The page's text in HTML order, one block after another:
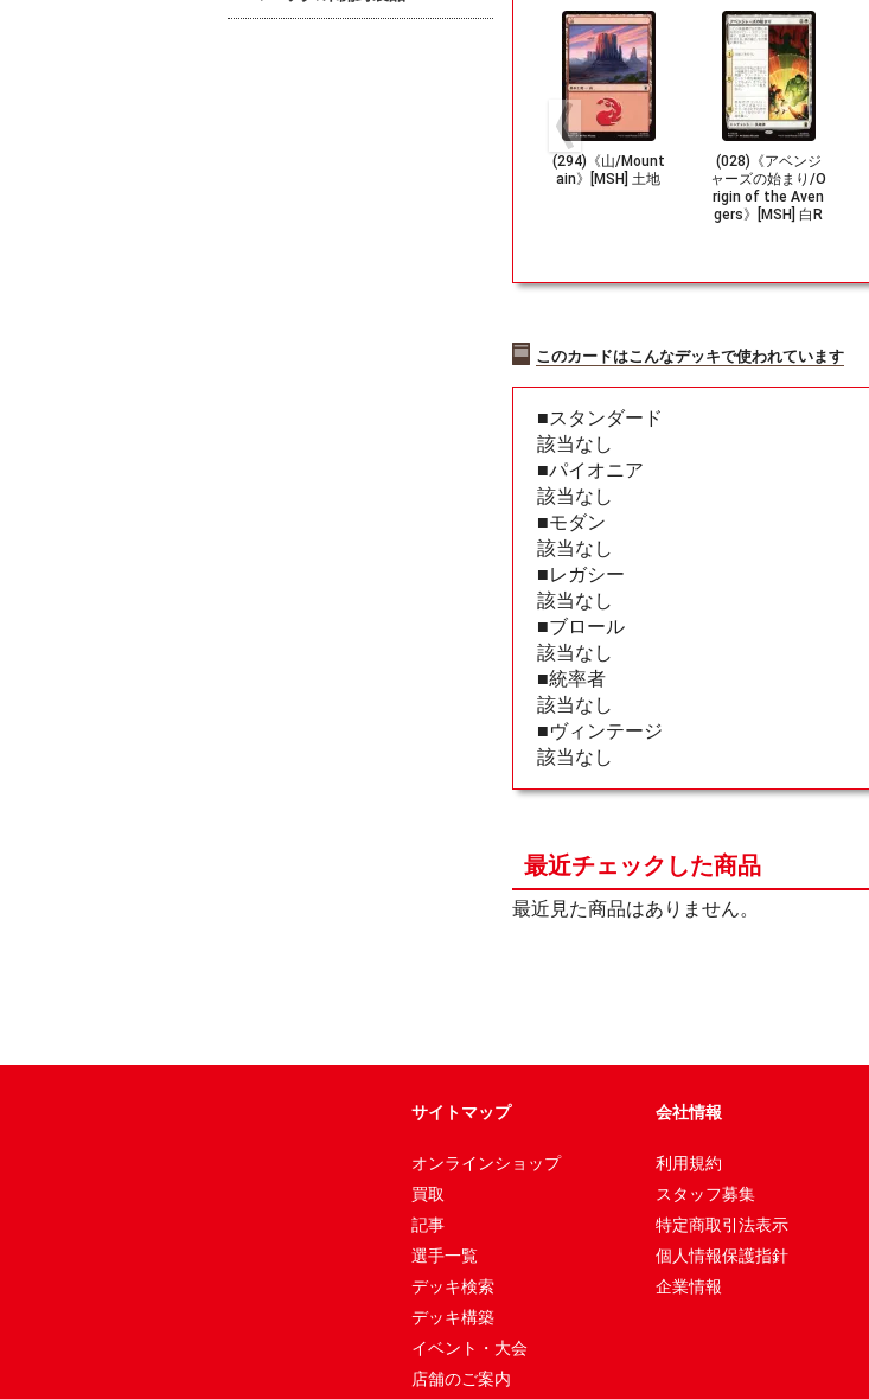
(294)《山/Mount
ain》[MSH] 土地
(028)《アベンジ
ャーズの始まり/O
rigin of the Aven
gers》[MSH] 白R
このカードはこんなデッキで使われています
■スタンダード
該当なし
■パイオニア
該当なし
■モダン
該当なし
■レガシー
該当なし
■ブロール
該当なし
■統率者
該当なし
■ヴィンテージ
該当なし
最近チェックした商品
最近見た商品はありません。
サイトマップ
オンラインショップ
買取
記事
選手一覧
デッキ検索
デッキ構築
イベント・大会
店舗のご案内
会社情報
利用規約
スタッフ募集
特定商取引法表示
個人情報保護指針
企業情報